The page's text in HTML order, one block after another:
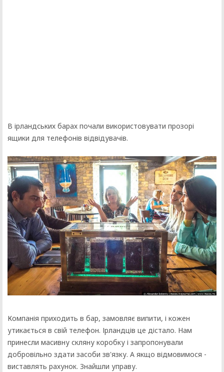
В ірландських барах почали використовувати прозорі
ящики для телефонів відвідувачів.
Компанія приходить в бар, замовляє випити, і кожен
утикається в свій телефон. Ірландців це дістало. Нам
принесли масивну скляну коробку і запропонували
добровільно здати засоби зв'язку. А якщо відмовимося -
виставлять рахунок. Знайшли управу.